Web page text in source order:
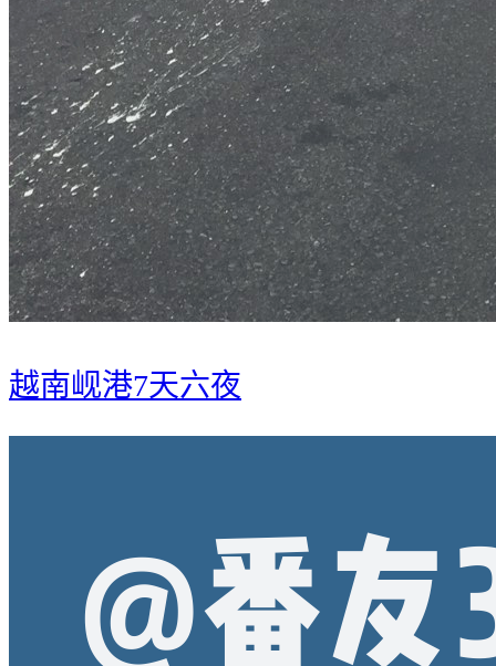
越南岘港7天六夜